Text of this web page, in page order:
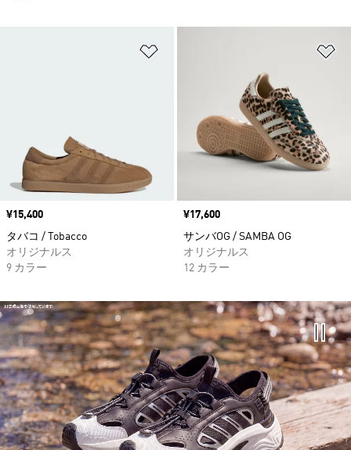
価格
¥15,400
タバコ / Tobacco
オリジナルス
9 カラー
価格
¥17,600
サンバOG / SAMBA OG
オリジナルス
12 カラー